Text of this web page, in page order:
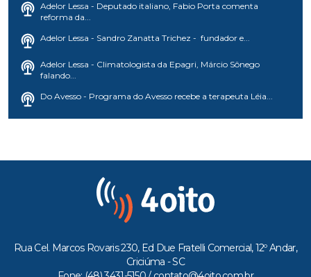
Adelor Lessa - Deputado italiano, Fabio Porta comenta
reforma da...
Adelor Lessa - Sandro Zanatta Trichez - fundador e...
Adelor Lessa - Climatologista da Epagri, Márcio Sônego
falando...
Do Avesso - Programa do Avesso recebe a terapeuta Léia...
Rua Cel. Marcos Rovaris 230, Ed Due Fratelli Comercial, 12º Andar,
Criciúma - SC